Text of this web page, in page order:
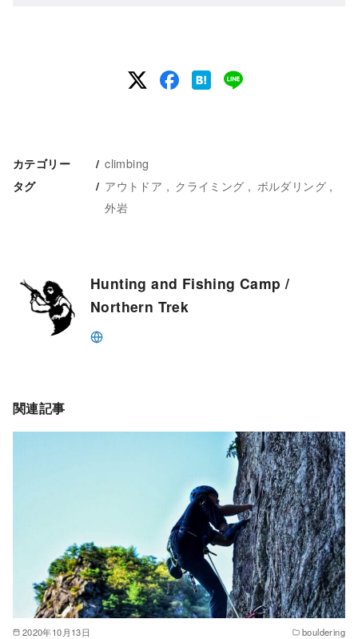
カテゴリー climbing
タグ アウトドア クライミング
ボルダリング
外岩
Hunting and Fishing Camp /
Northern Trek
関連記事
2020年10月13日 bouldering